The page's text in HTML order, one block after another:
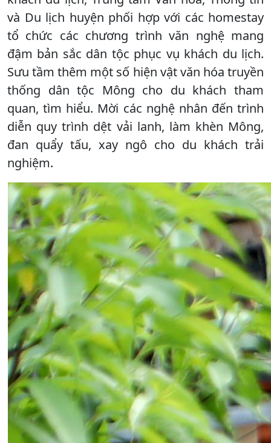
và Du lịch huyện phối hợp với các homestay
tổ chức các chương trình văn nghệ mang
đậm bản sắc dân tộc phục vụ khách du lịch.
Sưu tầm thêm một số hiện vật văn hóa truyền
thống dân tộc Mông cho du khách tham
quan, tìm hiểu. Mời các nghệ nhân đến trình
diễn quy trình dệt vải lanh, làm khèn Mông,
đan quẩy tấu, xay ngô cho du khách trải
nghiệm.